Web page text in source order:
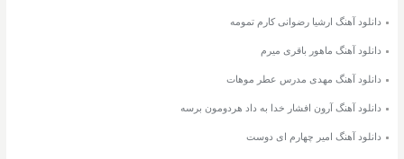
دانلود آهنگ ارشیا رضوانی کارم تمومه
دانلود آهنگ ماهور باقری میرم
دانلود آهنگ مهدی مدرس عطر موهات
دانلود آهنگ آرون افشار خدا به داد هردومون برسه
دانلود آهنگ امیر چهارم ای دوست